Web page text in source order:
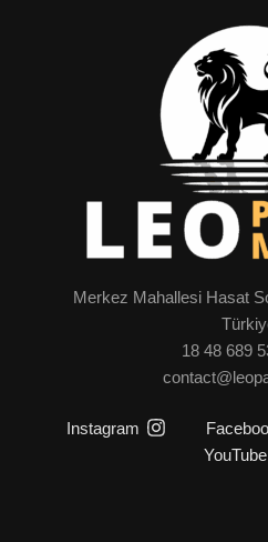
Merkez Mahallesi Hasat
Instagram
YouTube